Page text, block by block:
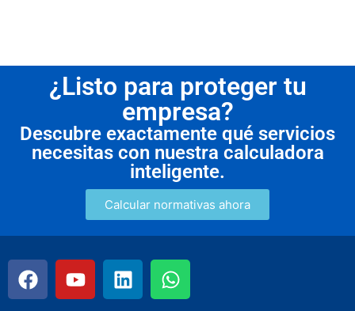
¿Listo para proteger tu
empresa?
Descubre exactamente qué servicios
necesitas con nuestra calculadora
inteligente.
Calcular normativas ahora